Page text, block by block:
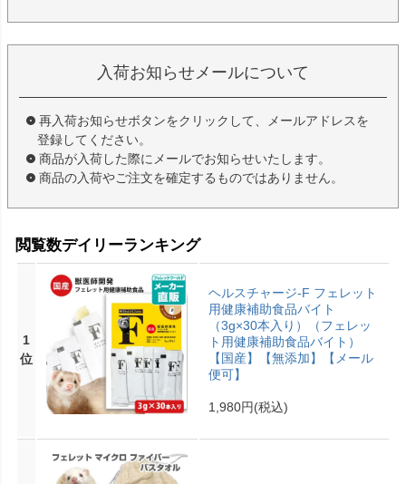
入荷お知らせメールについて
再入荷お知らせボタンをクリックして、メールアドレスを
登録してください。
商品が入荷した際にメールでお知らせいたします。
商品の入荷やご注文を確定するものではありません。
閲覧数デイリーランキング
1
位
ヘルスチャージ-F フェレット
用健康補助食品バイト
（3g×30本入り）（フェレッ
ト用健康補助食品バイト）
【国産】【無添加】【メール
便可】
1,980円(税込)